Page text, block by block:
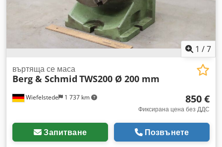
1 /7
Wiefelstede 1 737 km
въртяща се маса
Berg & Schmid TWS200 Ø 200 mm
850 €
Фиксирана цена без ДДС
Запитване Позвънете